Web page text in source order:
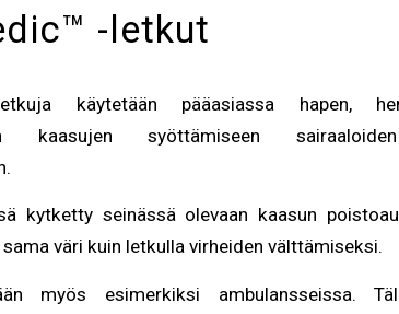
-letkut
käytetään pääasiassa hapen,
kaasujen syöttämiseen sairaaloiden
kytketty seinässä olevaan kaasun
väri kuin letkulla virheiden välttämiseksi.
myös esimerkiksi ambulansseissa.